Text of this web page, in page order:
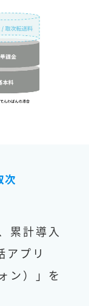
次
累計導入
プリ
ン）」を